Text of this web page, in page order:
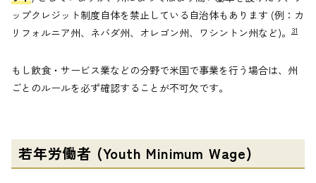
ップクレジット制度自体を禁止している自治体もあります (例：カ
リフォルニア州、ネバダ州、オレゴン州、ワシントン州など)。
31
もし飲食・サービス業などの分野で米国で事業を行う場合は、州
ごとのルールを必ず確認することが不可欠です。
若年労働者 (Youth Minimum Wage)